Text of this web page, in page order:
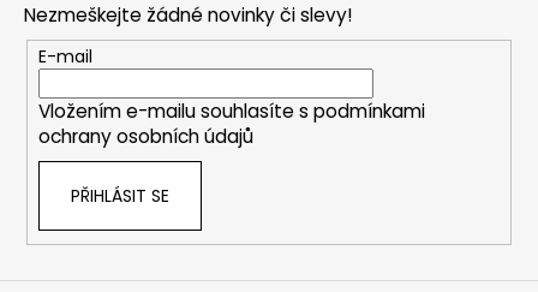
Nezmeškejte žádné novinky či slevy!
E-mail
Vložením e-mailu souhlasíte s podmínkami
ochrany osobních údajů
PŘIHLÁSIT SE